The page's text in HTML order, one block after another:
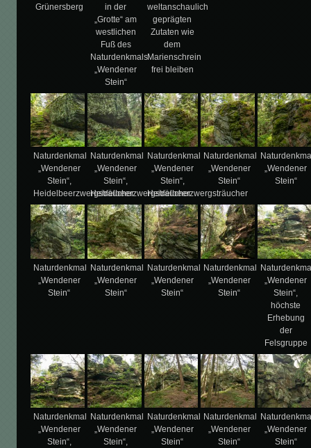
Grünersberg
in der
„Grotte“ am
westlichen
Fuß des
Naturdenkmals
„Wendener
Stein“
weltanschaulich
geprägten
Zutaten wie
dem
Marienschrein
frei bleiben
Naturdenkmal
„Wendener
Stein“,
Heidelbeerzwergsträucher
Naturdenkmal
„Wendener
Stein“,
Heidelbeerzwergsträucher
Naturdenkmal
„Wendener
Stein“,
Heidelbeerzwergsträucher
Naturdenkmal
„Wendener
Stein“
„Wendener
Stein“
Naturdenkmal
„Wendener
Stein“
Naturdenkmal
„Wendener
Stein“
Naturdenkmal
„Wendener
Stein“
Naturdenkmal
„Wendener
Stein“
„Wendener
Stein“,
höchste
Erhebung
der
Felsgruppe
Naturdenkmal
„Wendener
Stein“,
Naturdenkmal
„Wendener
Stein“,
Naturdenkmal
„Wendener
Stein“
Naturdenkmal
„Wendener
Stein“
„Wendener
Stein“